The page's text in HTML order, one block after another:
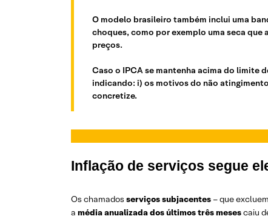
O modelo brasileiro também inclui uma
choques, como por exemplo uma seca
preços.
Caso o IPCA se mantenha acima do limite
indicando: i) os motivos do não
concretize.
Inflação de serviços segue
Os chamados serviços subjacentes – que
a média anualizada dos últimos três mesescaiu